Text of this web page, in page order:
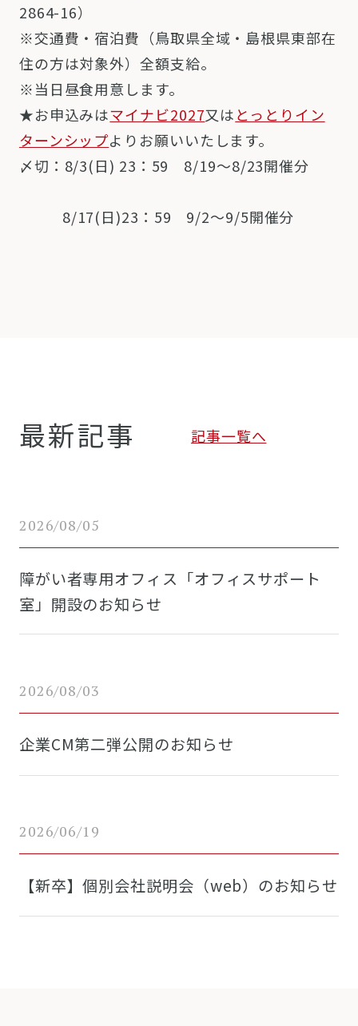
2864-16）
※交通費・宿泊費（鳥取県全域・島根県東部在
住の方は対象外）全額支給。
※当日昼食用意します。
★お申込みはマイナビ2027又はとっとりイン
ターンシップよりお願いいたします。
〆切：8/3(日) 23：59 8/19～8/23開催分
8/17(日)23：59 9/2～9/5開催分
最新記事 記事一覧へ
2026/08/05
障がい者専用オフィス「オフィスサポート
室」開設のお知らせ
2026/08/03
企業CM第二弾公開のお知らせ
2026/06/19
【新卒】個別会社説明会（web）のお知らせ